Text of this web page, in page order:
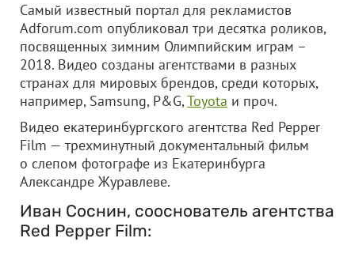
Самый известный портал для рекламистов
Adforum.com опубликовал три десятка роликов,
посвященных зимним Олимпийским играм –
2018. Видео созданы агентствами в разных
странах для мировых брендов, среди которых,
например, Samsung, P&G,Toyota и проч.
Видео екатеринбургского агентства Red Pepper
Film — трехминутный документальный фильм
о слепом фотографе из Екатеринбурга
Александре Журавлеве.
Иван Соснин, сооснователь агентства
Red Pepper Film: